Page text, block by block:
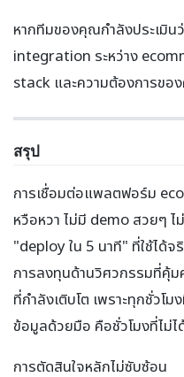
หากทีมของคุณกำลังประเมิ
integration ระหว่าง
stack และความต้องการขอ
สรุป
การเชื่อมต่อแพลตฟอร์ม
หวือหวา ไม่มี demo สวยๆ
"deploy ใน 5 นาที" ที่ใช้ได้
การลงทุนด้านวิศวกรรมที่คุ้
ที่กำลังเติบโต เพราะทุกชั่วโ
ข้อมูลด้วยมือ คือชั่วโมงที่ไม่ไ
การตัดสินใจหลักไม่ซับซ้อน